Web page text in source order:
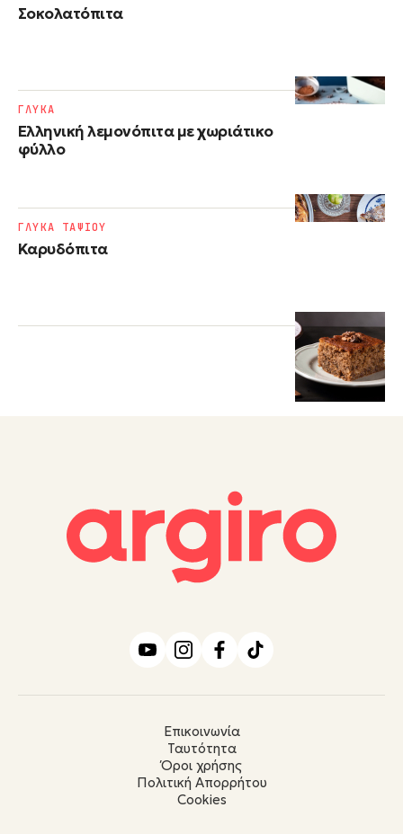
Σοκολατόπιτα
Ελληνική λεμονόπιτα με χωριάτικο
φύλλο
ΓΛΥΚΑ
Καρυδόπιτα
ΓΛΥΚΑ ΤΑΨΙΟΥ
Επικοινωνία
Ταυτότητα
Όροι χρήσης
Πολιτική Απορρήτου
Cookies